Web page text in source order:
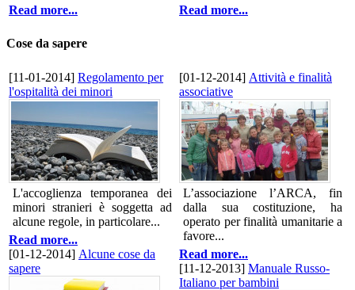
Read more...
Read more...
Cose da sapere
[11-01-2014] Regolamento per
l'ospitalità dei minori
L'accoglienza temporanea dei
minori stranieri è soggetta ad
alcune regole, in particolare...
Read more...
[01-12-2014] Alcune cose da
sapere
[01-12-2014] Attività e finalità
associative
L’associazione l’ARCA, fin
dalla sua costituzione, ha
operato per finalità umanitarie a
favore...
Read more...
[11-12-2013] Manuale Russo-
Italiano per bambini